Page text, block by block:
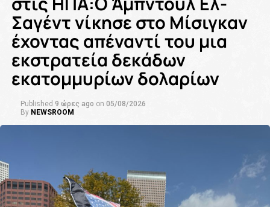
Σαγέντ νίκησε στο Μίσιγκαν
έχοντας απέναντί του μια
εκστρατεία δεκάδων
εκατομμυρίων δολαρίων
Published 9 ώρες ago on 05/08/2026
By NEWSROOM